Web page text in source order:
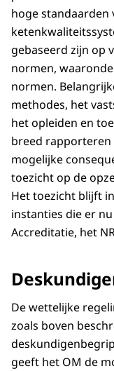
hoge standaarden
gebaseerd zijn op
normen,
normen.
methodes, het
het opleiden en
breed
mogelijke
toezicht op de
Het toezicht blijft
instanties die er
Accreditatie, het
De wettelijke
zoals boven
geeft het OM de